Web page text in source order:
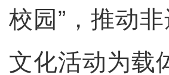
校园”，推动
文化活动为载